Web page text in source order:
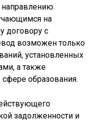
на
договору с
возможен только
установленных
а также
образования.
задолженности и